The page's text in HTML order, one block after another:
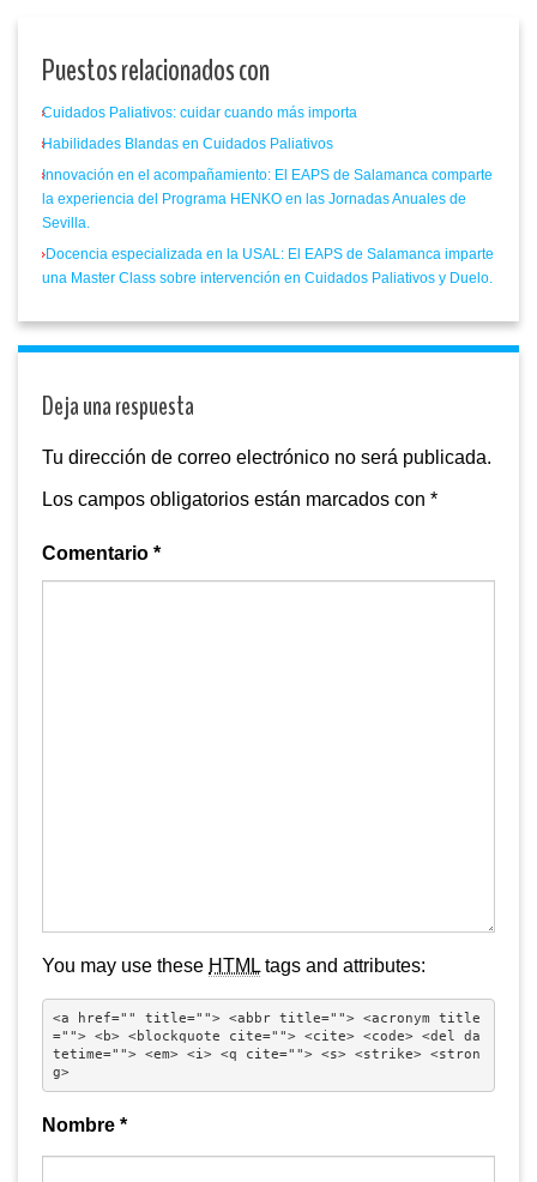
Puestos relacionados con
Cuidados Paliativos: cuidar cuando más importa
Habilidades Blandas en Cuidados Paliativos
Innovación en el acompañamiento: El EAPS de Salamanca comparte
la experiencia del Programa HENKO en las Jornadas Anuales de
Sevilla.
Docencia especializada en la USAL: El EAPS de Salamanca imparte
una Master Class sobre intervención en Cuidados Paliativos y Duelo.
Deja una respuesta
Tu dirección de correo electrónico no será publicada.
Los campos obligatorios están marcados con *
Comentario *
You may use these HTML tags and attributes:
<a href="" title=""> <abbr title=""> <acronym title
=""> <b> <blockquote cite=""> <cite> <code> <del da
tetime=""> <em> <i> <q cite=""> <s> <strike> <stron
g>
Nombre *